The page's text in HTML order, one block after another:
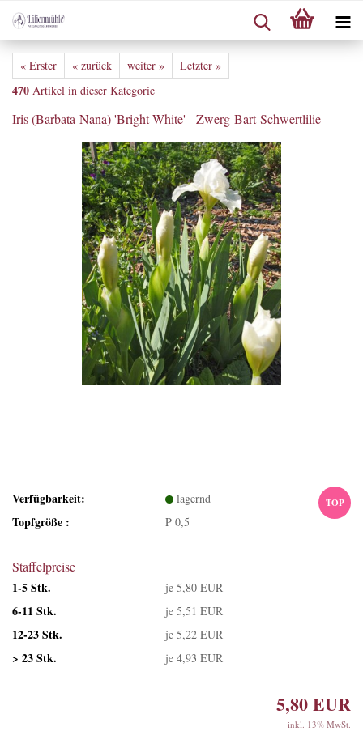
« Erster « zurück weiter » Letzter »
470 Artikel in dieser Kategorie
Iris (Barbata-Nana) 'Bright White' - Zwerg-Bart-Schwertlilie
TOP
Verfügbarkeit: lagernd
Topfgröße : P 0,5
Staffelpreise
1-5 Stk.
je 5,80 EUR
6-11 Stk. je 5,51 EUR
12-23 Stk. je 5,22 EUR
> 23 Stk. je 4,93 EUR
5,80 EUR
inkl. 13% MwSt.